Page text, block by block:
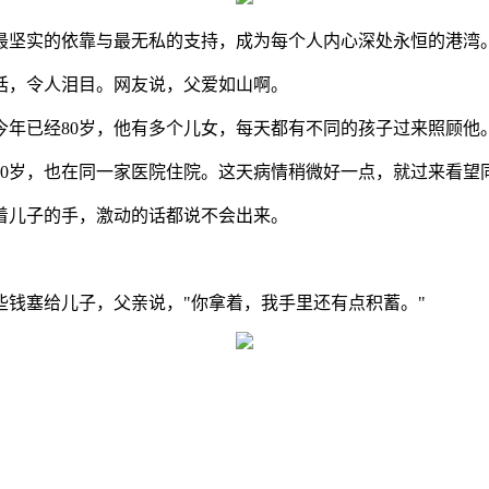
实的依靠与最无私的支持，成为每个人内心深处永恒的港湾
令人泪目。网友说，父爱如山啊。
已经80岁，他有多个儿女，每天都有不同的孩子过来照顾他
，也在同一家医院住院。这天病情稍微好一点，就过来看望
子的手，激动的话都说不会出来。
塞给儿子，父亲说，"你拿着，我手里还有点积蓄。"